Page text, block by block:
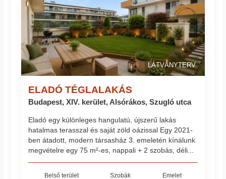
LÁTVÁNYTERV
ELADÓ TÉGLALAKÁS
Budapest, XIV. kerület, Alsórákos, Szugló utca
Eladó egy különleges hangulatú, újszerű lakás
hatalmas terasszal és saját zöld oázissal Egy 2021-
ben átadott, modern társasház 3. emeletén kínálunk
megvételre egy 75 m²-es, nappali + 2 szobás, déli...
Belső terület Szobák Emelet